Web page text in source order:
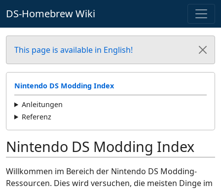
DS-Homebrew Wiki
This page is available in English!
Nintendo DS Modding Index
Anleitungen
Referenz
Nintendo DS Modding Index
Willkommen im Bereich der Nintendo DS Modding-
Ressourcen. Dies wird versuchen, die meisten Dinge im